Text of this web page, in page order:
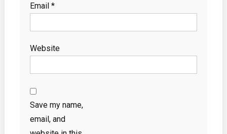
Email *
Website
Save my name,
email, and